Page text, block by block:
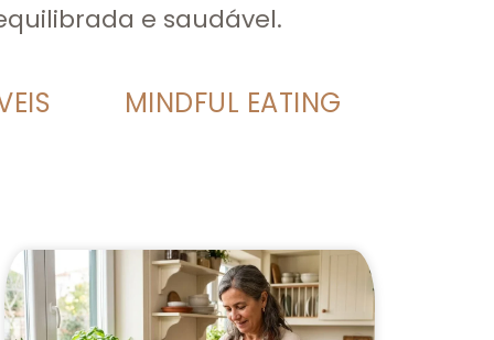
e saudável.
MINDFUL EATING